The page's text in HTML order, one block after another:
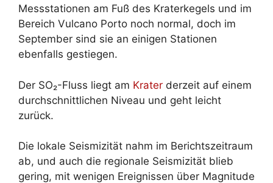
Messstationen am Fuß des Kraterkegels und im
Bereich Vulcano Porto noch normal, doch im
September sind sie an einigen Stationen
ebenfalls gestiegen.
Der SO₂-Fluss liegt am Krater derzeit auf einem
durchschnittlichen Niveau und geht leicht
zurück.
Die lokale Seismizität nahm im Berichtszeitraum
ab, und auch die regionale Seismizität blieb
gering, mit wenigen Ereignissen über Magnitude